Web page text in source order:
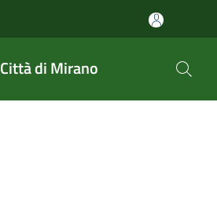
Città di Mirano